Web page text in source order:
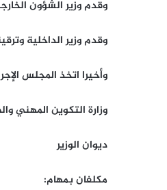
وقدم وزير الشؤون
وقدم وزير الداخلية
وأخيرا اتخذ المجلس
وزارة التكوين المهني
ديوان الوزير
مكلفان بمهام: